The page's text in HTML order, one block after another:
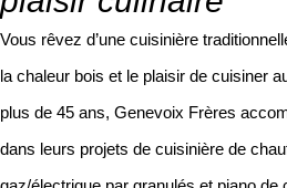
Vous rêvez d’une cuisinière
la chaleur bois et le plaisir de cuisiner
plus de 45 ans, Genevoix Frères
dans leurs projets de cuisinière de